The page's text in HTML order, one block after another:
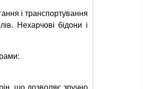
і транспортування
Нехарчові бідони і
що дозволяє зручно